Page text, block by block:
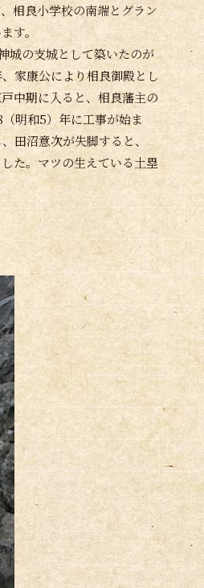
相良小学校の南端とグラン
す。
城の支城として築いたのが
家康公により相良御殿とし
中期に入ると、相良藩主の
明和5）年に工事が始ま
田沼意次が失脚すると、
た。マツの生えている土塁